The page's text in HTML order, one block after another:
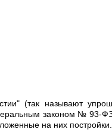
(так называют
законом № 93-
на них постройки.